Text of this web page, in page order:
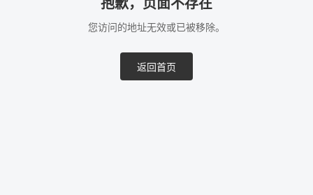
抱歉，页面不存在
您访问的地址无效或已被移除。
返回首页